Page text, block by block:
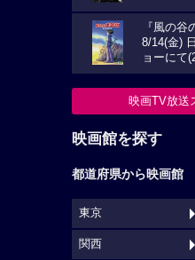
『風の谷
8/14(金)
ョーにて
映画TV放送
映画館を探す
都道府県から映画館
東京
関西